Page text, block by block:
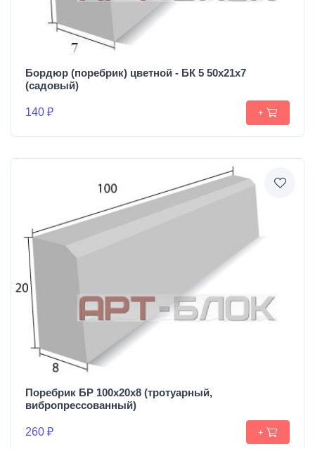
Бордюр (поребрик) цветной - БК 5 50х21х7
(садовый)
140 ₽ +
Поребрик БР 100х20х8 (тротуарный,
вибропрессованный)
260 ₽ +